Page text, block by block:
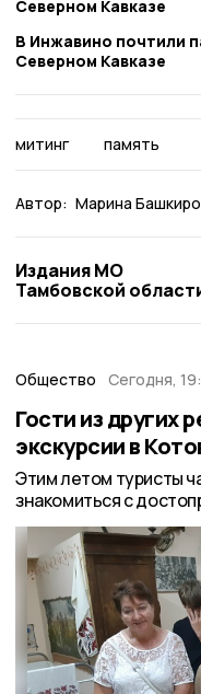
Северном Кавказе
В Инжавино почтили
Северном Кавказе
митинг память
Автор: Марина
Издания МО
Тамбовской
Общество Сегодня,
Гости из других
экскурсии в
Этим летом туристы
знакомиться с